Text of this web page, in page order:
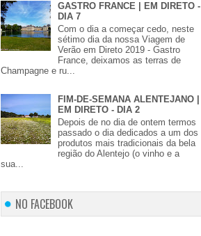
GASTRO FRANCE | EM DIRETO -
DIA 7
Com o dia a começar cedo, neste
sétimo dia da nossa Viagem de
Verão em Direto 2019 - Gastro
France, deixamos as terras de
Champagne e ru...
FIM-DE-SEMANA ALENTEJANO |
EM DIRETO - DIA 2
Depois de no dia de ontem termos
passado o dia dedicados a um dos
produtos mais tradicionais da bela
região do Alentejo (o vinho e a
sua...
NO FACEBOOK